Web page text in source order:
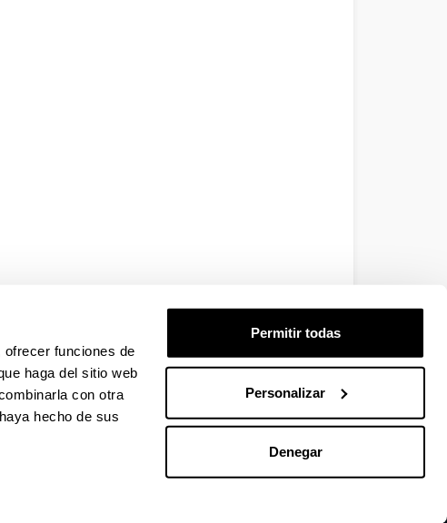
funciones de
haga del sitio web
con otra
hecho de sus
Permitir todas
Personalizar
Denegar